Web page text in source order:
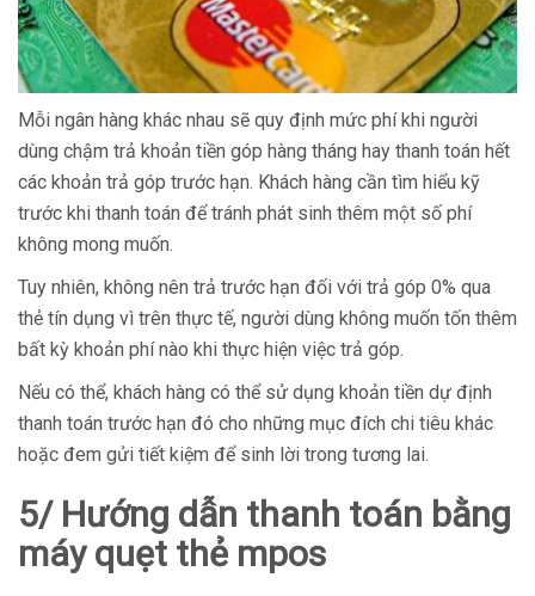
Mỗi ngân hàng khác nhau sẽ quy định mức phí khi người
dùng chậm trả khoản tiền góp hàng tháng hay thanh toán hết
các khoản trả góp trước hạn. Khách hàng cần tìm hiểu kỹ
trước khi thanh toán để tránh phát sinh thêm một số phí
không mong muốn.
Tuy nhiên, không nên trả trước hạn đối với trả góp 0% qua
thẻ tín dụng vì trên thực tế, người dùng không muốn tốn thêm
bất kỳ khoản phí nào khi thực hiện việc trả góp.
Nếu có thể, khách hàng có thể sử dụng khoản tiền dự định
thanh toán trước hạn đó cho những mục đích chi tiêu khác
hoặc đem gửi tiết kiệm để sinh lời trong tương lai.
5/ Hướng dẫn thanh toán bằng
máy quẹt thẻ mpos